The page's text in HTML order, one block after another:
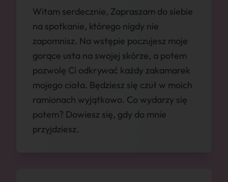
Witam serdecznie, Zapraszam do siebie
na spotkanie, którego nigdy nie
zapomnisz. Na wstępie poczujesz moje
gorące usta na swojej skórze, a potem
pozwolę Ci odkrywać każdy zakamarek
mojego ciała. Będziesz się czuł w moich
ramionach wyjątkowo. Co wydarzy się
potem? Dowiesz się, gdy do mnie
przyjdziesz.